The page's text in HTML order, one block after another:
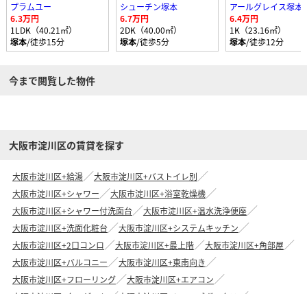
プラムユー
6.3万円
1LDK（40.21㎡）
塚本/徒歩15分
シューチン塚本
6.7万円
2DK（40.00㎡）
塚本/徒歩5分
アールグレイス塚本
6.4万円
1K（23.16㎡）
塚本/徒歩12分
今まで閲覧した物件
大阪市淀川区の賃貸を探す
大阪市淀川区+給湯
大阪市淀川区+バストイレ別
大阪市淀川区+シャワー
大阪市淀川区+浴室乾燥機
大阪市淀川区+シャワー付洗面台
大阪市淀川区+温水洗浄便座
大阪市淀川区+洗面化粧台
大阪市淀川区+システムキッチン
大阪市淀川区+2口コンロ
大阪市淀川区+最上階
大阪市淀川区+角部屋
大阪市淀川区+バルコニー
大阪市淀川区+東南向き
大阪市淀川区+フローリング
大阪市淀川区+エアコン